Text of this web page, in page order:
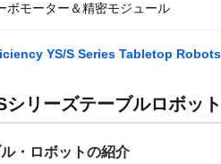
ボモーター＆精密モジュール
YS/S Series Tabletop Robots
リーズテーブルロボット
・ロボットの紹介